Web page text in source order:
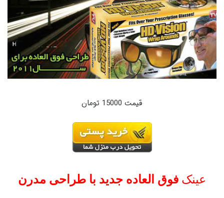
قیمت 15000 تومان
عينک فوق العاده جديد با طراحی مدرن